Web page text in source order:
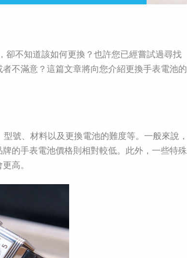
卻不知道該如何更換？也許您已經嘗試過尋找
不滿意？這篇文章將向您介紹更換手表電池的
號、材料以及更換電池的難度等。一般來說，
的手表電池價格則相對較低。此外，一些特殊
高。